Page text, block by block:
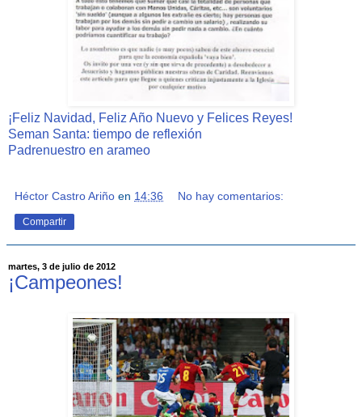
¡Feliz Navidad, Feliz Año Nuevo y Felices Reyes!
Seman Santa: tiempo de reflexión
Padrenuestro en arameo
Héctor Castro Ariño en 14:36 No hay comentarios:
Compartir
martes, 3 de julio de 2012
¡Campeones!